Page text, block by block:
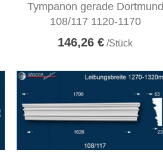
Tympanon gerade Dortmund
108/117 1120-1170
146,26 € /Stück